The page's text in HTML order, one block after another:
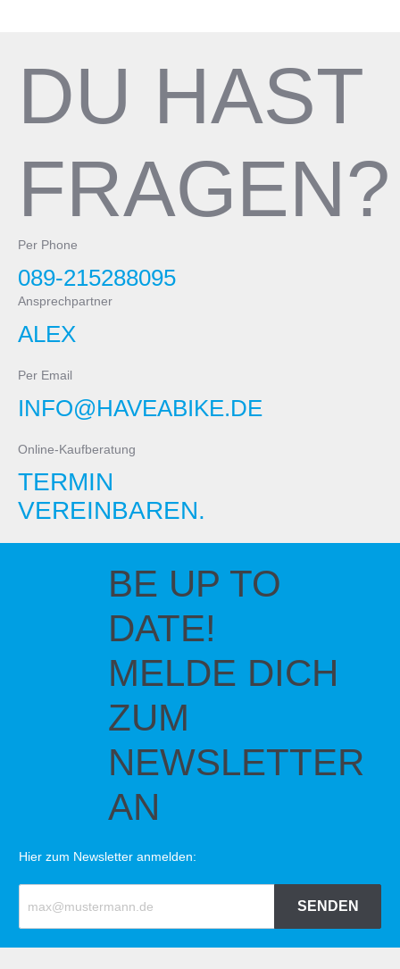
DU HAST
FRAGEN?
Per Phone
089-215288095
Ansprechpartner
ALEX
Per Email
INFO@HAVEABIKE.DE
Online-Kaufberatung
TERMIN
VEREINBAREN.
BE UP TO
DATE!
MELDE DICH
ZUM
NEWSLETTER
AN
Hier zum Newsletter anmelden:
SENDEN